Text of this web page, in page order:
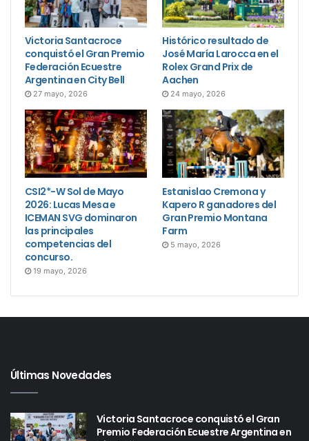
Victoria Santacroce
conquistó el Gran Premio
Federación Ecuestre
Argentina en City Bell
27 mayo, 2026
Histórico resultado de
José María Larocca en el
Rolex Grand Prix de
Aachen
24 mayo, 2026
CSI2*-W Sol de Mayo
2026: Lucas Mesa e
ICEMAN SVG dominaron
las principales
competencias del
concurso.
19 mayo, 2026
Estanislao Cremona y
Kapero R ganadores del
Gran Premio Montana
Farm
5 mayo, 2026
Últimas Novedades
Victoria Santacroce conquistó el Gran
Premio Federación Ecuestre Argentina en